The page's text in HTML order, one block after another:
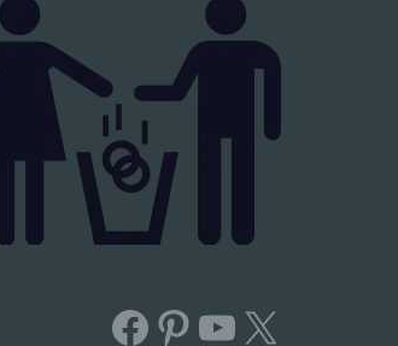
X
YouTube
Pinterest
Facebook